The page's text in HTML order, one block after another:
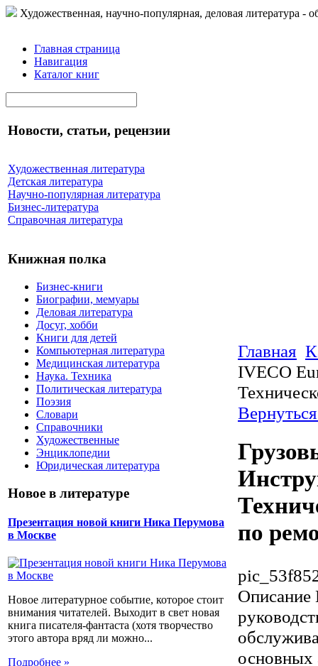
Художественная, научно-популярная, деловая литература -
Главная страница
Навигация
Каталог книг
Новости, статьи, рецензии
Художественная литература
Детская литература
Научно-популярная литература
Бизнес-литература
Справочная литература
Книжная полка
Бизнес-книги
Биографии, мемуары
Деловая литература
Досуг, хобби
Книги для детей
Компьютерная литература
Медицинская литература
Наука. Техника
Политическая литература
Поэзия
Словари
Справочники
Художественные
Энциклопедии
Юридическая литература
Новое в литературе
Презентация новой книги Ника Перумова
в Москве
Новое литературное событие, которое стоит
внимания читателей. Выходит в свет новая
книга писателя-фантаста (хотя творчество
этого автора вряд ли можно...
Подробнее »
Главная
IVECO
по
Описание
основных